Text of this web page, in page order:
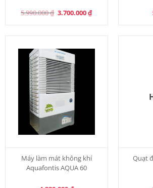
5.990.000₫ Original
price
3.700.000₫Current
price
Máy làm mát không khí
Aquafontis AQUA 60
Quạt